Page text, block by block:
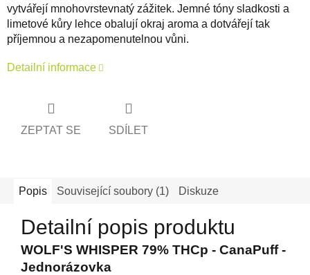
vytvářejí mnohovrstevnatý zážitek. Jemné tóny sladkosti a
limetové kůry lehce obalují okraj aroma a dotvářejí tak
příjemnou a nezapomenutelnou vůni.
Detailní informace
ZEPTAT SE SDÍLET
Popis Související soubory (1) Diskuze
Detailní popis produktu
WOLF'S WHISPER 79% THCp - CanaPuff -
Jednorázovka